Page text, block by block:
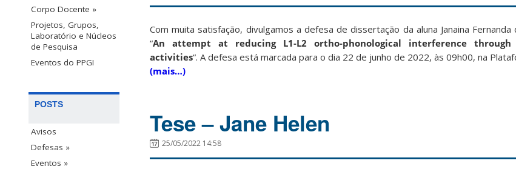
Corpo Docente »
Projetos, Grupos,
Laboratório e Núcleos
de Pesquisa
Eventos do PPGI
POSTS
Avisos
Defesas »
Eventos »
Com muita satisfação, divulgamos a defesa de dissertação da aluna Janaina
“An attempt at reducing L1-L2 ortho-phonological interference through
activities“. A defesa está marcada para o dia 22 de junho de 2022, às 09h00, na
(mais…)
Tese – Jane Helen
25/05/2022 14:58